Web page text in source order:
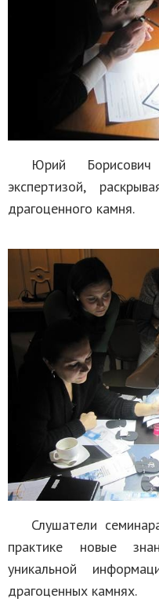
Юрий
экспертизой,
драгоценного камня.
Слушатели
практике новые
уникальной
драгоценных камнях.